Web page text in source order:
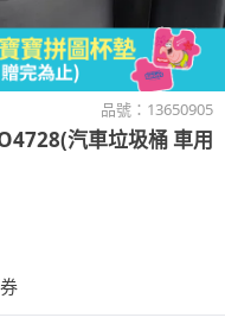
品號： 13650905
汽車垃圾桶 車用